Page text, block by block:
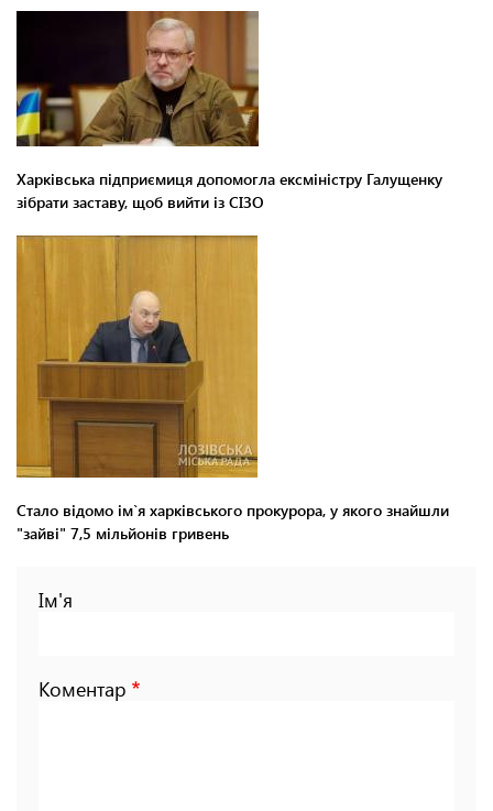
Харківська підприємиця допомогла ексміністру Галущенку
зібрати заставу, щоб вийти із СІЗО
Стало відомо ім`я харківського прокурора, у якого знайшли
"зайві" 7,5 мільйонів гривень
Ім'я
Коментар